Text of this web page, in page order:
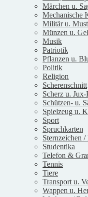
Märchen u.
Mechanische
Militär u.
Münzen u.
Musik
Patriotik
Pflanzen u.
Politik
Religion
Scherenschnitt
Scherz u.
Schützen- u.
Spielzeug u.
Sport
Spruchkarten
Sternzeichen
Studentika
Telefon &
Tennis
Tiere
Transport u.
Wappen u.